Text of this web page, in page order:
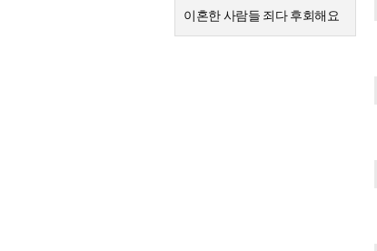
이혼한 사람들 죄다 후회해요